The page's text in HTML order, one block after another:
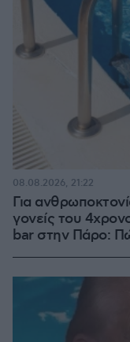
Για
γονείς του
bar στην Πάρο:
08.08.2026, 21:22